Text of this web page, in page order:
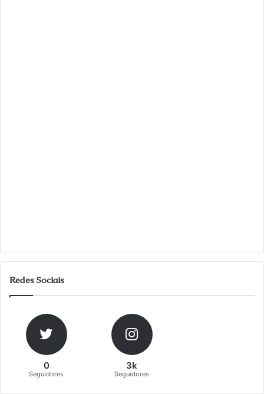
Redes Sociais
0
Seguidores
3k
Seguidores